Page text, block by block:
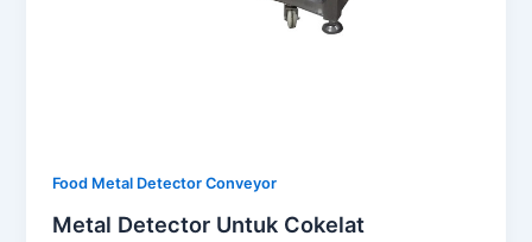
Food Metal Detector Conveyor
Metal Detector Untuk Cokelat